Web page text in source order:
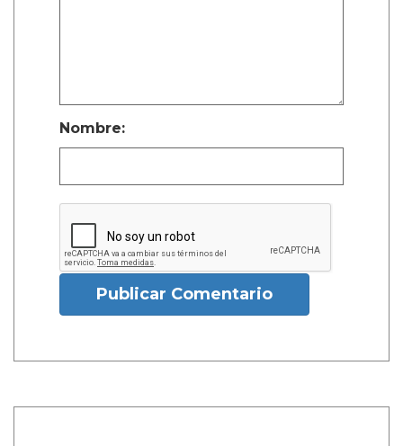
Nombre:
Publicar Comentario